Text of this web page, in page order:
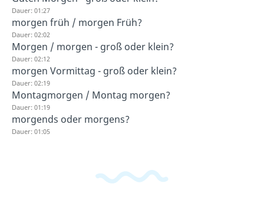
Dauer: 01:27
morgen früh / morgen Früh?
Dauer: 02:02
Morgen / morgen - groß oder klein?
Dauer: 02:12
morgen Vormittag - groß oder klein?
Dauer: 02:19
Montagmorgen / Montag morgen?
Dauer: 01:19
morgends oder morgens?
Dauer: 01:05